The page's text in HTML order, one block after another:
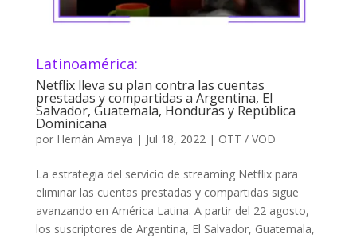
Latinoamérica:
Netflix lleva su plan contra las cuentas
prestadas y compartidas a Argentina, El
Salvador, Guatemala, Honduras y República
Dominicana
por Hernán Amaya | Jul 18, 2022 | OTT / VOD
La estrategia del servicio de streaming Netflix para
eliminar las cuentas prestadas y compartidas sigue
avanzando en América Latina. A partir del 22 agosto,
los suscriptores de Argentina, El Salvador, Guatemala,